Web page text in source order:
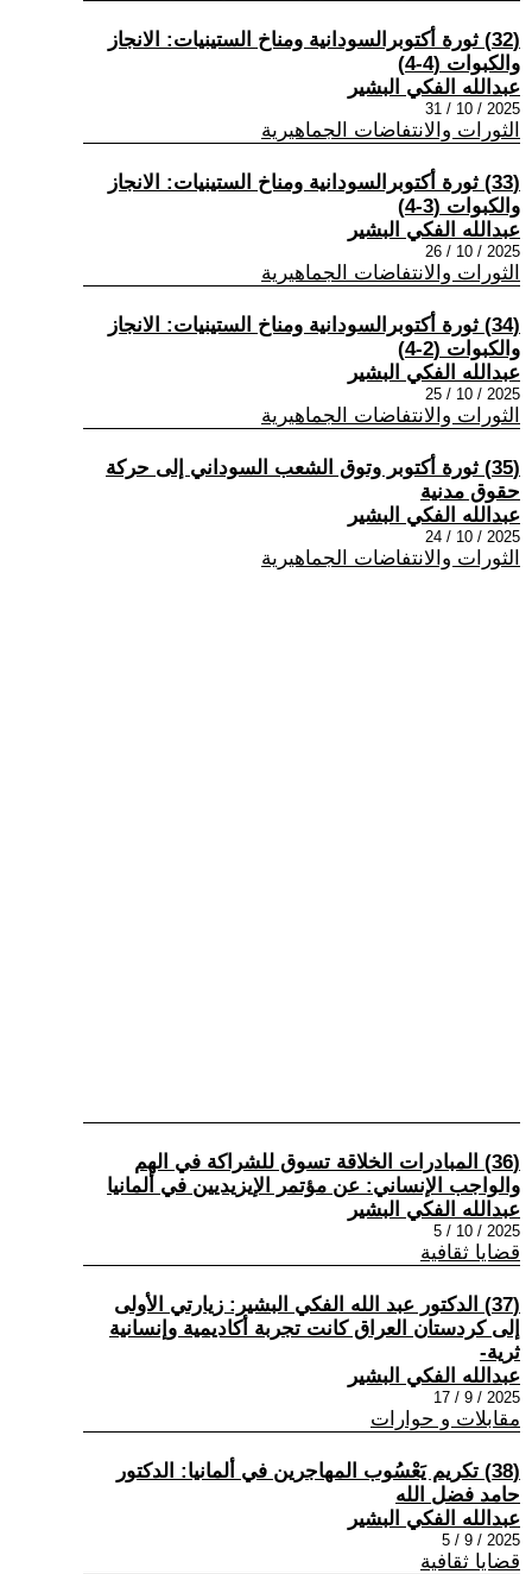
(32) ثورة أكتوبرالسودانية ومناخ الستينيات: الانجاز
والكبوات (4-4)
عبدالله الفكي البشير
2025 / 10 / 31
الثورات والانتفاضات الجماهيرية
(33) ثورة أكتوبرالسودانية ومناخ الستينيات: الانجاز
والكبوات (3-4)
عبدالله الفكي البشير
2025 / 10 / 26
الثورات والانتفاضات الجماهيرية
(34) ثورة أكتوبرالسودانية ومناخ الستينيات: الانجاز
والكبوات (2-4)
عبدالله الفكي البشير
2025 / 10 / 25
الثورات والانتفاضات الجماهيرية
(35) ثورة أكتوبر وتوق الشعب السوداني إلى حركة
حقوق مدنية
عبدالله الفكي البشير
2025 / 10 / 24
الثورات والانتفاضات الجماهيرية
(36) المبادرات الخلاقة تسوق للشراكة في الهم
والواجب الإنساني: عن مؤتمر الإيزيديين في ألمانيا
عبدالله الفكي البشير
2025 / 10 / 5
قضايا ثقافية
(37) الدكتور عبد الله الفكي البشير: زيارتي الأولى
إلى كردستان العراق كانت تجربة أكاديمية وإنسانية
ثرية-
عبدالله الفكي البشير
2025 / 9 / 17
مقابلات و حوارات
(38) تكريم يَعْسُوب المهاجرين في ألمانيا: الدكتور
حامد فضل الله
عبدالله الفكي البشير
2025 / 9 / 5
قضايا ثقافية